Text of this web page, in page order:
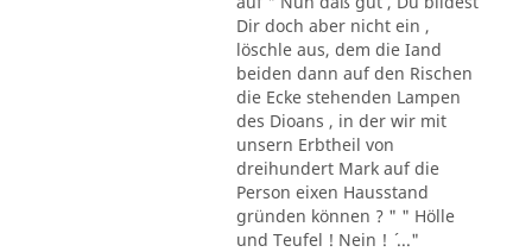
Dir doch aber nicht ein ,
löschle aus, dem die Iand
beiden dann auf den Rischen
die Ecke stehenden Lampen
des Dioans , in der wir mit
unsern Erbtheil von
dreihundert Mark auf die
Person eixen Hausstand
gründen können ? " " Hölle
und Teufel ! Nein ! ´ ..."